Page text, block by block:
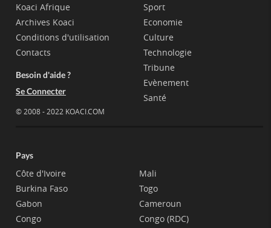
Koaci Afrique
Archives Koaci
Conditions d'utilisation
Contacts
Besoin d'aide ?
Se Connecter
© 2008 - 2022 KOACI.COM
Sport
Economie
Culture
Technologie
Tribune
Evènement
Santé
Pays
Côte d'Ivoire
Burkina Faso
Gabon
Congo
Mali
Togo
Cameroun
Congo (RDC)